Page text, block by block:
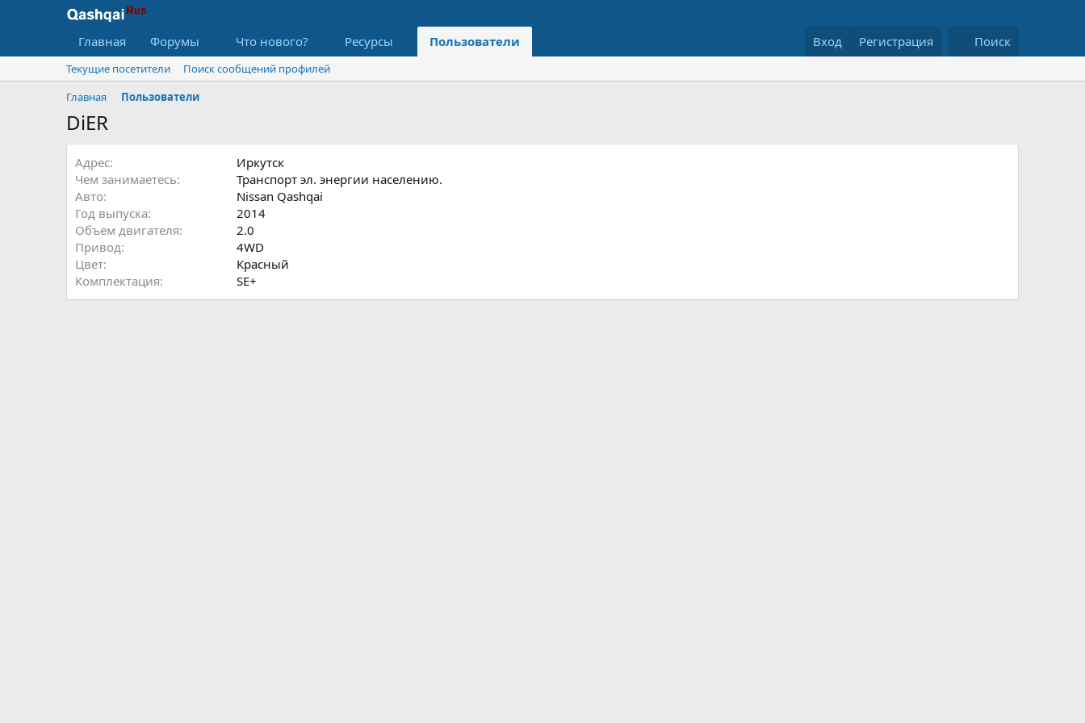
Главная Форумы Что нового? Ресурсы Пользователи Вход Регистрация Поиск
Текущие посетители
Поиск сообщений профилей
Главная
Пользователи
DiER
Адрес
Иркутск
Чем занимаетесь
Транспорт эл. энергии населению.
Авто
Nissan Qashqai
Год выпуска
2014
Объем двигателя
2.0
Привод
4WD
Цвет
Красный
Комплектация
SE+